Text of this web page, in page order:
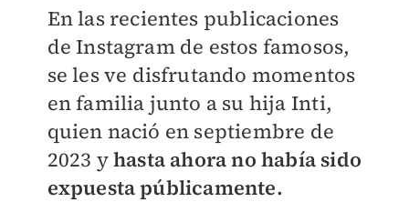
En las recientes publicaciones
de Instagram de estos famosos,
se les ve disfrutando momentos
en familia junto a su hija Inti,
quien nació en septiembre de
2023 yhasta ahora no había sido
expuesta públicamente.